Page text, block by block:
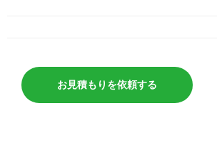
お見積もりを依頼する